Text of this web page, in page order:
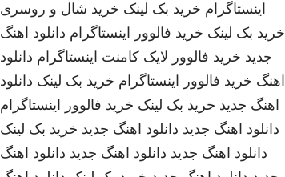
اینستاگرام خرید بک لینک خرید شال و روسری
خرید بک لینک خرید فالوور اینستاگرام دانلود اهنگ
جدید خرید فالوور لایک کامنت اینستاگرام دانلود
اهنگ خرید فالوور اینستاگرام خرید بک لینک دانلود
اهنگ جدید خرید بک لینک خرید فالوور اینستاگرام
دانلود اهنگ جدید دانلود اهنگ جدید خرید بک لینک
دانلود اهنگ جدید دانلود اهنگ جدید دانلود اهنگ